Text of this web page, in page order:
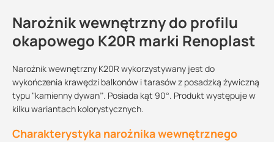
Narożnik wewnętrzny do profilu
okapowego K20R marki Renoplast
Narożnik wewnętrzny K20R wykorzystywany jest do
wykończenia krawędzi balkonów i tarasów z posadzką żywiczną
typu "kamienny dywan”. Posiada kąt 90°. Produkt występuje w
kilku wariantach kolorystycznych.
Charakterystyka narożnika wewnętrznego